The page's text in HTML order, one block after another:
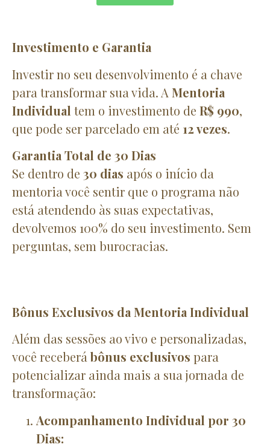
Investimento e Garantia
Investir no seu desenvolvimento é a chave
para transformar sua vida. A Mentoria
Individual tem o investimento de R$ 990,
que pode ser parcelado em até 12 vezes.
Garantia Total de 30 Dias
Se dentro de 30 dias após o início da
mentoria você sentir que o programa não
está atendendo às suas expectativas,
devolvemos 100% do seu investimento. Sem
perguntas, sem burocracias.
Bônus Exclusivos da Mentoria Individual
Além das sessões ao vivo e personalizadas,
você receberá bônus exclusivos para
potencializar ainda mais a sua jornada de
transformação:
Acompanhamento Individual por 30
Dias: